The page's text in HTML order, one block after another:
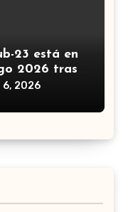
23 está en
2026 tras
2026